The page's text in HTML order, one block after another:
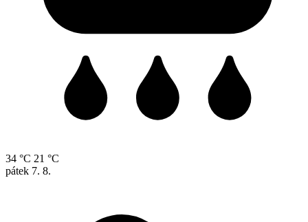
34 °C 21 °C
pátek 7. 8.